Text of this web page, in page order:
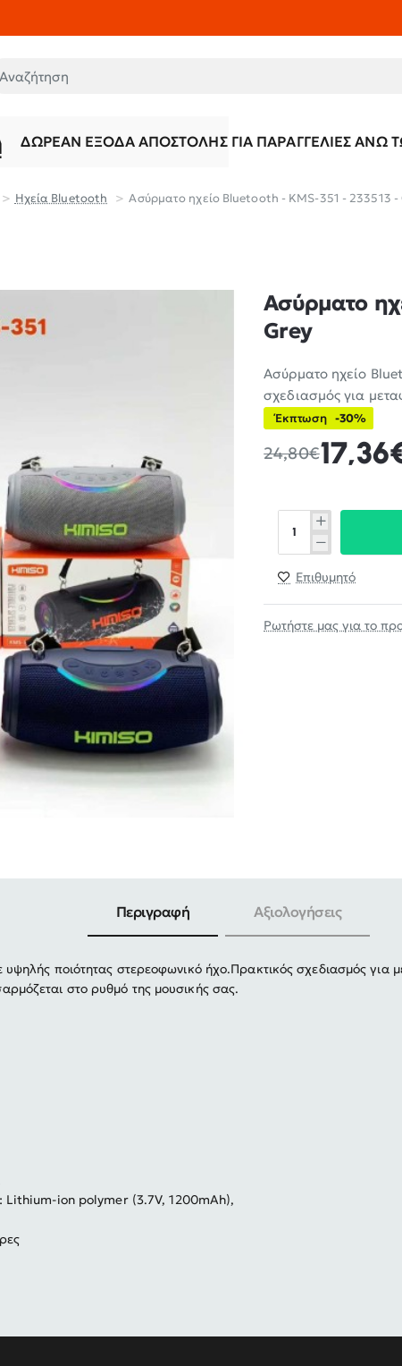
ΔΩΡΕΆΝ ΈΞΟΔΑ ΑΠΟΣΤΟΛΉΣ ΓΙΑ ΠΑΡΑΓΓΕΛΊΕΣ ΆΝΩ
Ηχεία Bluetooth Ασύρματο ηχείο Bluetooth - KMS-351 - 233513 -
Ασύρματο
Grey
Ασύρματο ηχείο
σχεδιασμός για
Έκπτωση -30%
24,80€
Επιθυμητό
Ρωτήστε μας για το
Περιγραφή Αξιολογήσεις
ποιότητας στερεοφωνικό ήχο.Πρακτικός σχεδιασμός για
στο ρυθμό της μουσικής σας.
Lithium-ion polymer (3.7V, 1200mAh),